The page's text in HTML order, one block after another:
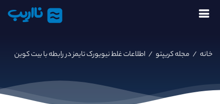
نااریب
خانه / مجله کریپتو / اطلاعات غلط نیویورک تایمز در رابطه با بیت کوین